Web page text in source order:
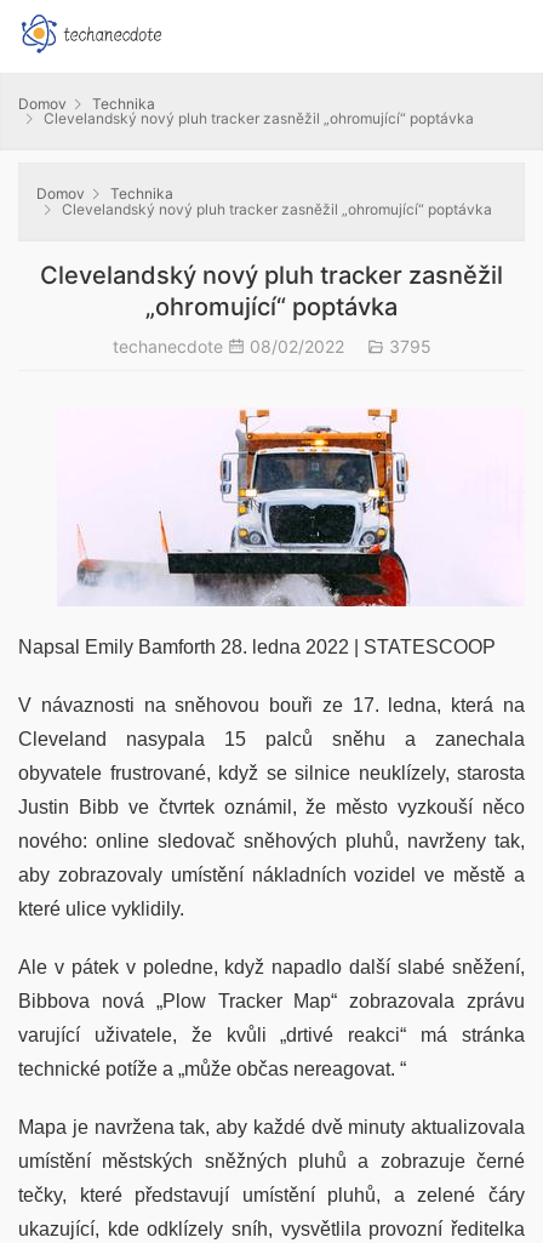
Domov
Technika
Clevelandský nový pluh tracker zasněžil „ohromující“ poptávka
Domov
Technika
Clevelandský nový pluh tracker zasněžil „ohromující“ poptávka
Clevelandský nový pluh tracker zasněžil
„ohromující“ poptávka
techanecdote 08/02/2022 3795
Napsal Emily Bamforth 28. ledna 2022 | STATESCOOP
V návaznosti na sněhovou bouři ze 17. ledna, která na
Cleveland nasypala 15 palců sněhu a zanechala
obyvatele frustrované, když se silnice neuklízely, starosta
Justin Bibb ve čtvrtek oznámil, že město vyzkouší něco
nového: online sledovač sněhových pluhů, navrženy tak,
aby zobrazovaly umístění nákladních vozidel ve městě a
které ulice vyklidily.
Ale v pátek v poledne, když napadlo další slabé sněžení,
Bibbova nová „Plow Tracker Map“ zobrazovala zprávu
varující uživatele, že kvůli „drtivé reakci“ má stránka
technické potíže a „může občas nereagovat. “
Mapa je navržena tak, aby každé dvě minuty aktualizovala
umístění městských sněžných pluhů a zobrazuje černé
tečky, které představují umístění pluhů, a zelené čáry
ukazující, kde odklízely sníh, vysvětlila provozní ředitelka